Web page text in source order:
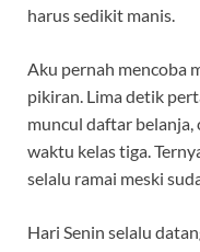
harus sedikit manis.
Aku pernah mencoba
pikiran. Lima detik
muncul daftar belanja,
waktu kelas tiga.
selalu ramai meski
Hari Senin selalu